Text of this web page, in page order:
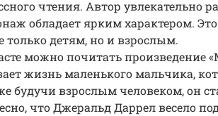
чтения. Автор увлекательно
обладает ярким характером.
только детям, но и взрослым.
можно почитать произведение
жизнь маленького мальчика,
будучи взрослым человеком, он
что Джеральд Даррел весело